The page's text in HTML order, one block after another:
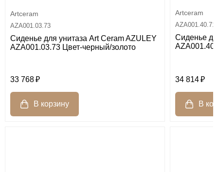
Artceram
AZA001.03.73
Сиденье для унитаза Art Ceram AZULEY
AZA001.03.73 Цвет-черный/золото
33 768
Artceram
AZA001.40.71
Сиденье
34 814